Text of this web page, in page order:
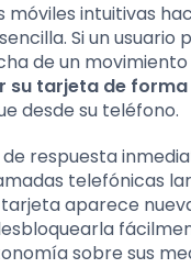
móviles intuitivas
Si un usuario
de un
su tarjeta de
desde su teléfono.
respuesta
telefónicas
tarjeta aparece
sobre sus